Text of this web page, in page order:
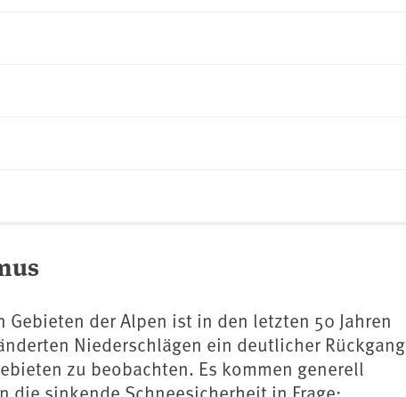
der Alpen ist in den letzten 50 Jahren
Niederschlägen ein deutlicher Rückgang
zu beobachten. Es kommen generell